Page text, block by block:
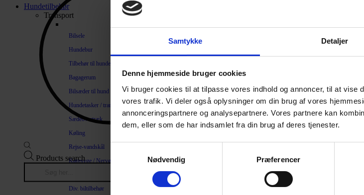
Samtykke Detaljer
Denne hjemmeside bruger cookies
Vi bruger cookies til at tilpasse vores indhold og annoncer, til at vise
vores trafik. Vi deler også oplysninger om din brug af vores
annonceringspartnere og analysepartnere. Vores partnere kan
dem, eller som de har indsamlet fra din brug af deres tjenester.
Nødvendig
Præferencer
Hundetilbehør
Transport
Bilsele
Hundebur
Tilbehør til hundebure
Bagagerum
Bilsæder til hund
Hundetasker / transportkasser
Sædeovertræk
Køling
Rejse-vandskål
Køresyge / Nervøsitet
Div. biltilbehør
Products search